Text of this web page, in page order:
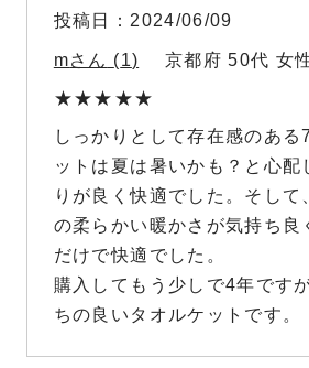
m 1 京都府 50代 女
投稿日 2024/06/09
しっかりとして存在感のある
ットは夏は暑いかも？と心配
りが良く快適でした。そして
の柔らかい暖かさが気持ち良
だけで快適でした。
購入してもう少しで4年です
ちの良いタオルケットです。